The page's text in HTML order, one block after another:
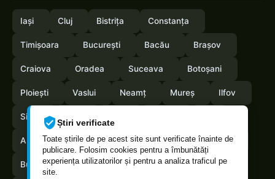
Știri verificate
Toate știrile de pe acest site sunt verificate înainte de
publicare. Folosim cookies pentru a îmbunătăți
experiența utilizatorilor și pentru a analiza traficul pe
site.
Iași Cluj Bistrița Constanța
Timișoara București Bacău Brașov
Craiova Oradea Suceava Botoșani
Ploiești Vaslui Neamț Mureș Ilfov
Sibiu
Arges Maramures Vrancea Satumare
Buzau Braila Calarasi Caras-Severin